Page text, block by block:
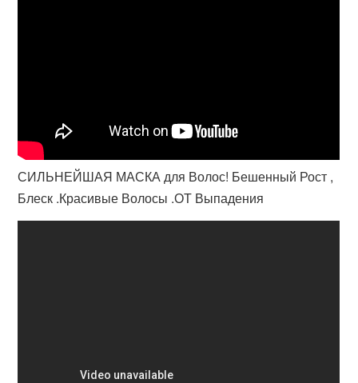
СИЛЬНЕЙШАЯ МАСКА для Волос! Бешенный Рост ,
Блеск .Красивые Волосы .ОТ Выпадения